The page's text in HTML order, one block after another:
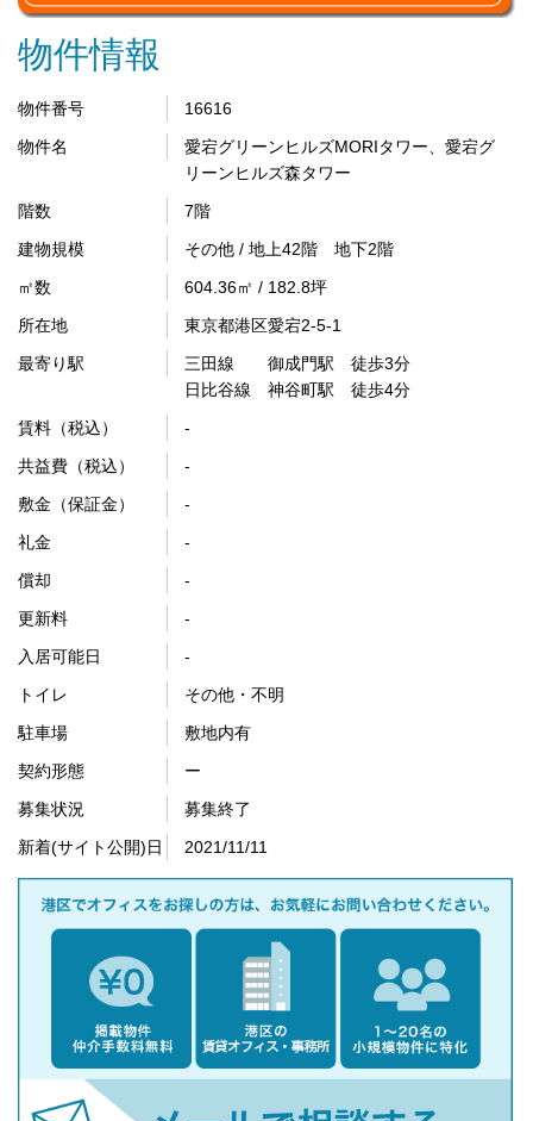
物件情報
物件番号
16616
物件名
愛宕グリーンヒルズMORIタワー、愛宕グ
リーンヒルズ森タワー
階数
7階
建物規模
その他 / 地上42階 地下2階
㎡数
604.36㎡ / 182.8坪
所在地
東京都港区愛宕2-5-1
最寄り駅
三田線 御成門駅 徒歩3分
日比谷線 神谷町駅 徒歩4分
賃料（税込）
-
共益費（税込）
-
敷金（保証金）
-
礼金
-
償却
-
更新料
-
入居可能日
-
トイレ
その他・不明
駐車場
敷地内有
契約形態
ー
募集状況
募集終了
新着(サイト公開)日
2021/11/11